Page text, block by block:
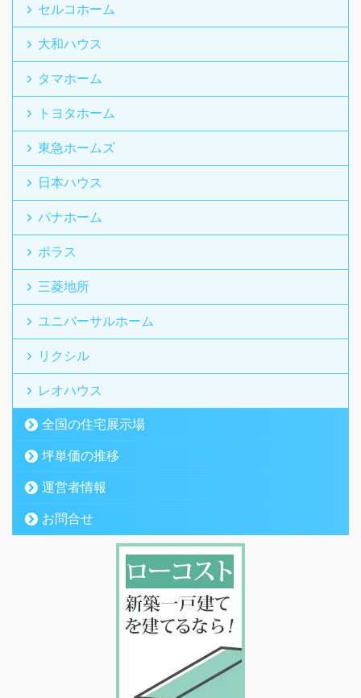
セルコホーム
大和ハウス
タマホーム
トヨタホーム
東急ホームズ
日本ハウス
パナホーム
ポラス
三菱地所
ユニバーサルホーム
リクシル
レオハウス
全国の住宅展示場
坪単価の推移
運営者情報
お問合せ